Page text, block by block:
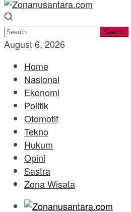
Search
August 6, 2026
Home
Nasional
Ekonomi
Politik
Otomotif
Tekno
Hukum
Opini
Sastra
Zona Wisata